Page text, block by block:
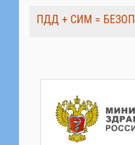
ПДД + СИМ =